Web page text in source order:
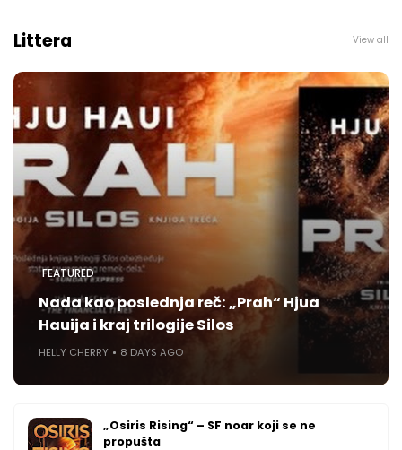
Littera View all
FEATURED
Nada kao poslednja reč: „Prah“ Hjua
Hauija i kraj trilogije Silos
HELLY CHERRY 8 DAYS AGO
„Osiris Rising“ – SF noar koji se ne
propušta